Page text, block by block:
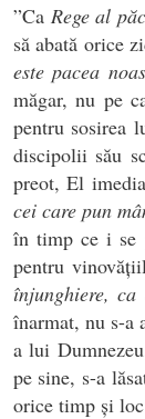
”Ca Rege al
să abată orice
este pacea
măgar, nu pe
pentru sosirea
discipolii său
preot, El
cei care pun
în timp ce i se
pentru
înjunghiere,
înarmat, nu s-a
a lui
pe sine, s-a
orice timp și